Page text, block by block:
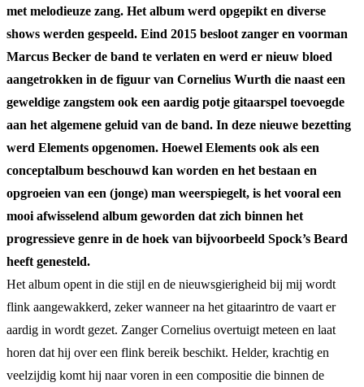
met melodieuze zang. Het album werd opgepikt en diverse
shows werden gespeeld. Eind 2015 besloot zanger en voorman
Marcus Becker de band te verlaten en werd er nieuw bloed
aangetrokken in de figuur van Cornelius Wurth die naast een
geweldige zangstem ook een aardig potje gitaarspel toevoegde
aan het algemene geluid van de band. In deze nieuwe bezetting
werd Elements opgenomen. Hoewel Elements ook als een
conceptalbum beschouwd kan worden en het bestaan en
opgroeien van een (jonge) man weerspiegelt, is het vooral een
mooi afwisselend album geworden dat zich binnen het
progressieve genre in de hoek van bijvoorbeeld Spock’s Beard
heeft genesteld.
Het album opent in die stijl en de nieuwsgierigheid bij mij wordt
flink aangewakkerd, zeker wanneer na het gitaarintro de vaart er
aardig in wordt gezet. Zanger Cornelius overtuigt meteen en laat
horen dat hij over een flink bereik beschikt. Helder, krachtig en
veelzijdig komt hij naar voren in een compositie die binnen de